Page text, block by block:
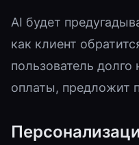
AI будет
как клиент
пользователь долго
оплаты, предложит